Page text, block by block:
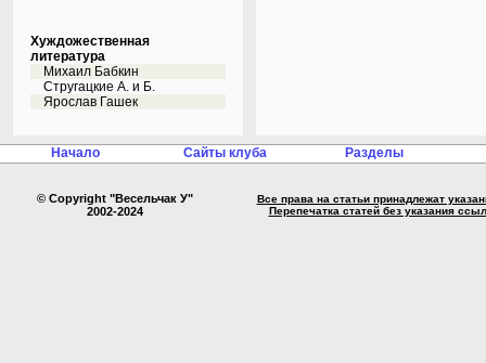
Хуждожественная
литература
Михаил Бабкин
Стругацкие А. и Б.
Ярослав Гашек
Начало Сайты клуба Разделы
© Copyright "Весельчак У"
2002-2024
Все права на статьи принадлежат
Перепечатка статей без указания